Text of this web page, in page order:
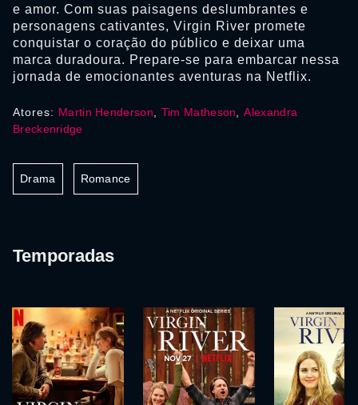
e amor. Com suas paisagens deslumbrantes e
personagens cativantes, Virgin River promete
conquistar o coração do público e deixar uma
marca duradoura. Prepare-se para embarcar nessa
jornada de emocionantes aventuras na Netflix.
Atores: Martin Henderson Tim Matheson ,Alexandra
Breckenridge
Drama Romance
Temporadas